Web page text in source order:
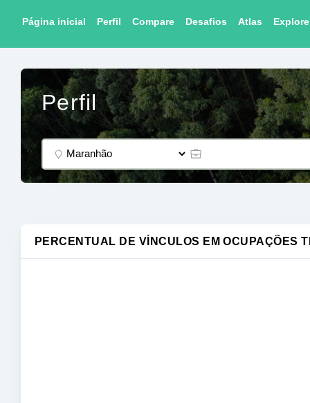
Página inicial Perfil Compare Desafios Atlas Explore
Perfil
PERCENTUAL DE VÍNCULOS EM OCUPAÇÕES